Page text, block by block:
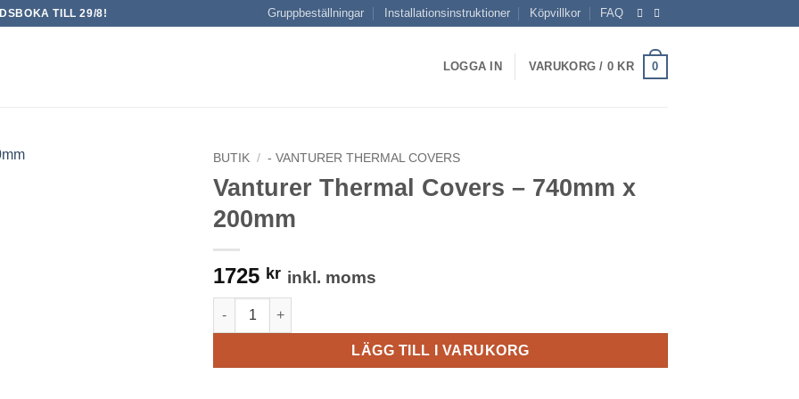
TILL 29/8! Gruppbeställningar Installationsinstruktioner Köpvillkor FAQ
LOGGA IN VARUKORG / 0 KR 0
BUTIK / - VANTURER THERMAL COVERS
Vanturer Thermal Covers – 740mm x
200mm
1725 kr inkl. moms
Vanturer Thermal Covers - 740mm x 200mm mängd
LÄGG TILL I VARUKORG